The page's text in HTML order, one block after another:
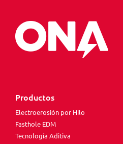
Productos
Electroerosión por Hilo
Fasthole EDM
Tecnología Aditiva